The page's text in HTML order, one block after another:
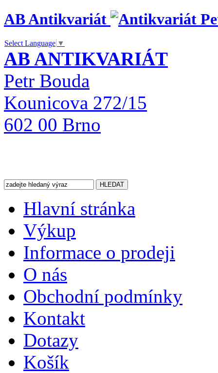
AB Antikvariát
Select Language ▼
AB ANTIKVARIÁT
Petr Bouda
Kounicova 272/15
602 00 Brno
Hlavní stránka
Výkup
Informace o prodeji
O nás
Obchodní podmínky
Kontakt
Dotazy
Košík